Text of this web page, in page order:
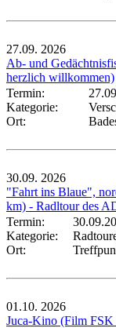
27.09. 2026
Ab- und
herzlich willkommen)
Termin:
Kategorie:
Ort:
30.09. 2026
"Fahrt ins Blaue",
km) - Radltour des
Termin:
Kategorie:
Ort:
01.10. 2026
Juca-Kino (Film